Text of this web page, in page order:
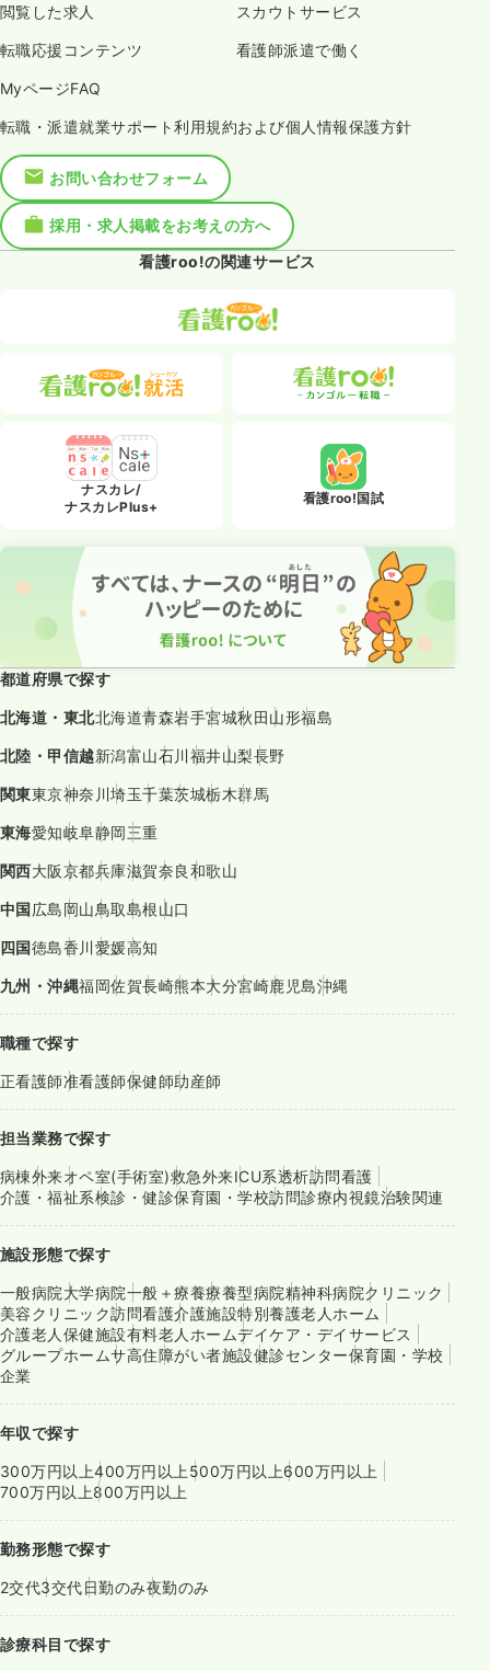
閲覧した求人 スカウトサービス
転職応援コンテンツ 看護師派遣で働く
MyページFAQ
転職・派遣就業サポート利用規約および個人情報保護方針
お問い合わせフォーム
採用・求人掲載をお考えの方へ
看護roo!の関連サービス
ナスカレ/
ナスカレPlus+
看護roo!国試
都道府県で探す
北海道・東北北海道青森岩手宮城秋田山形福島
北陸・甲信越新潟富山石川福井山梨長野
関東東京神奈川埼玉千葉茨城栃木群馬
東海愛知岐阜静岡三重
関西大阪京都兵庫滋賀奈良和歌山
中国広島岡山鳥取島根山口
四国徳島香川愛媛高知
九州・沖縄福岡佐賀長崎熊本大分宮崎鹿児島沖縄
職種で探す
正看護師准看護師保健師助産師
担当業務で探す
病棟外来オペ室(手術室)救急外来ICU系透析訪問看護
介護・福祉系検診・健診保育園・学校訪問診療内視鏡治験関連
施設形態で探す
一般病院大学病院一般＋療養療養型病院精神科病院クリニック
美容クリニック訪問看護介護施設特別養護老人ホーム
介護老人保健施設有料老人ホームデイケア・デイサービス
グループホームサ高住障がい者施設健診センター保育園・学校
企業
年収で探す
300万円以上400万円以上 500万円以上600万円以上
700万円以上800万円以上
勤務形態で探す
2交代3交代日勤のみ夜勤のみ
診療科目で探す